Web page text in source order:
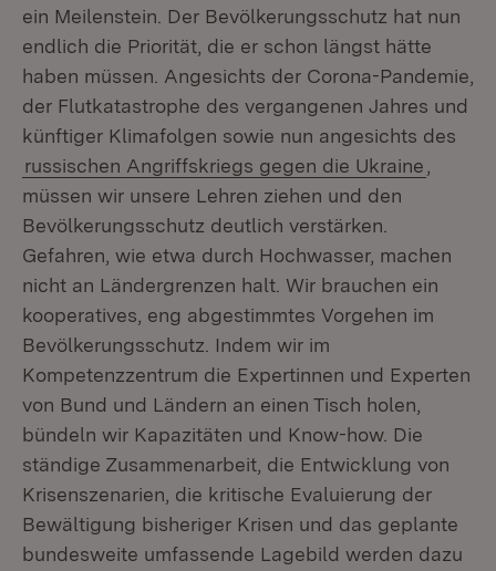
ein Meilenstein. Der Bevölkerungsschutz hat nun
endlich die Priorität, die er schon längst hätte
haben müssen. Angesichts der Corona-Pandemie,
der Flutkatastrophe des vergangenen Jahres und
künftiger Klimafolgen sowie nun angesichts des
russischen Angriffskriegs gegen die Ukraine
müssen wir unsere Lehren ziehen und den
Bevölkerungsschutz deutlich verstärken.
Gefahren, wie etwa durch Hochwasser, machen
nicht an Ländergrenzen halt. Wir brauchen ein
kooperatives, eng abgestimmtes Vorgehen im
Bevölkerungsschutz. Indem wir im
Kompetenzzentrum die Expertinnen und Experten
von Bund und Ländern an einen Tisch holen,
bündeln wir Kapazitäten und Know-how. Die
ständige Zusammenarbeit, die Entwicklung von
Krisenszenarien, die kritische Evaluierung der
Bewältigung bisheriger Krisen und das geplante
bundesweite umfassende Lagebild werden dazu